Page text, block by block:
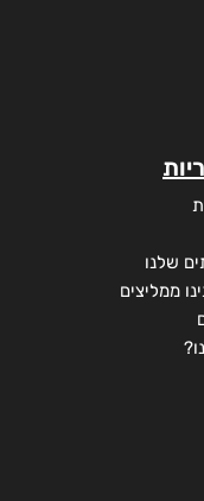
שלנו
ממליצים